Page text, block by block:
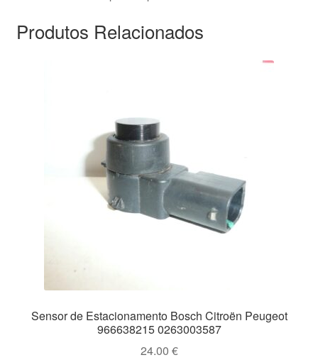
Produtos Relacionados
Sensor de Estacionamento Bosch Citroën Peugeot
966638215 0263003587
24.00 €